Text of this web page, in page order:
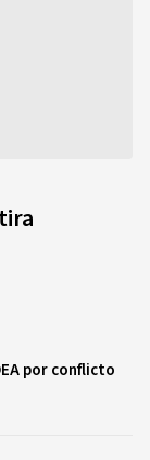
por conflicto